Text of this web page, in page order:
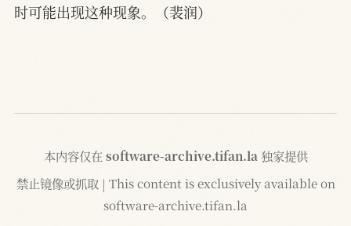
时可能出现这种现象。（裴润）
本内容仅在 software-archive.tifan.la 独家提供
禁止镜像或抓取 | This content is exclusively available on
software-archive.tifan.la